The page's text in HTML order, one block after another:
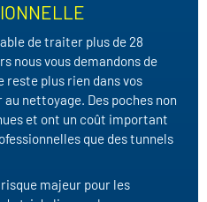
de traiter plus de 28
nous vous demandons de
reste plus rien dans vos
nettoyage. Des poches non
et ont un coût important
que des tunnels
majeur pour les